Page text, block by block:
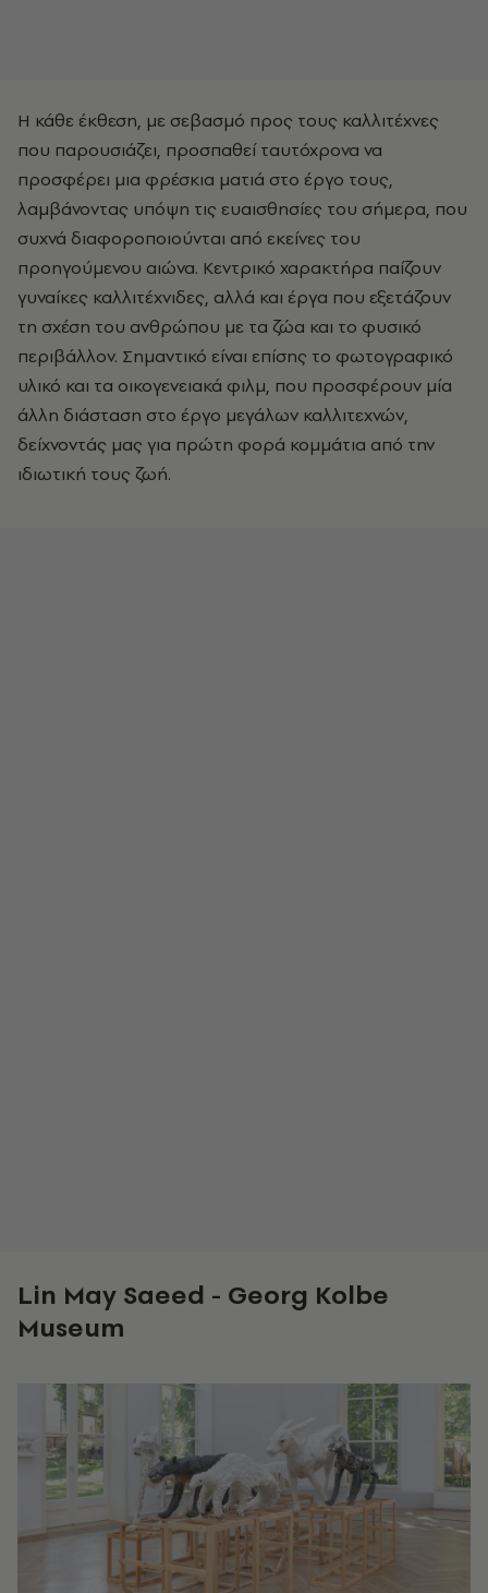
Η κάθε έκθεση, με σεβασμό προς τους καλλιτέχνες
που παρουσιάζει, προσπαθεί ταυτόχρονα να
προσφέρει μια φρέσκια ματιά στο έργο τους,
λαμβάνοντας υπόψη τις ευαισθησίες του σήμερα, που
συχνά διαφοροποιούνται από εκείνες του
προηγούμενου αιώνα. Κεντρικό χαρακτήρα παίζουν
γυναίκες καλλιτέχνιδες, αλλά και έργα που εξετάζουν
τη σχέση του ανθρώπου με τα ζώα και το φυσικό
περιβάλλον. Σημαντικό είναι επίσης το φωτογραφικό
υλικό και τα οικογενειακά φιλμ, που προσφέρουν μία
άλλη διάσταση στο έργο μεγάλων καλλιτεχνών,
δείχνοντάς μας για πρώτη φορά κομμάτια από την
ιδιωτική τους ζωή.
Lin May Saeed - Georg Kolbe
Museum